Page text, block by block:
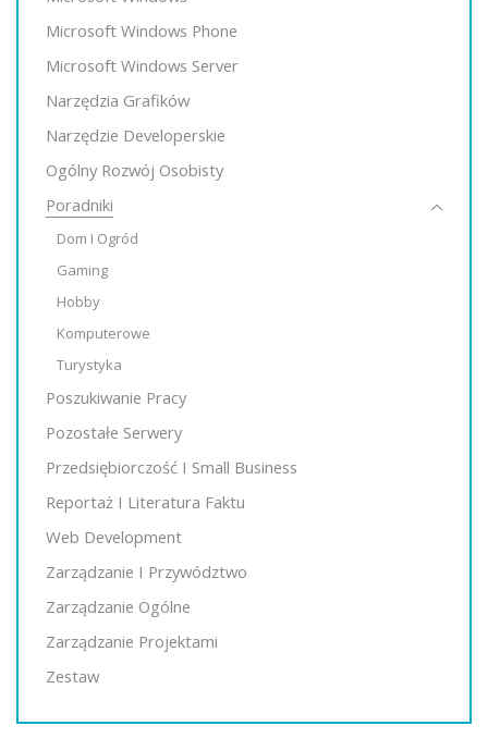
Microsoft Windows Phone
Microsoft Windows Server
Narzędzia Grafików
Narzędzie Developerskie
Ogólny Rozwój Osobisty
Poradniki
Dom I Ogród
Gaming
Hobby
Komputerowe
Turystyka
Poszukiwanie Pracy
Pozostałe Serwery
Przedsiębiorczość I Small Business
Reportaż I Literatura Faktu
Web Development
Zarządzanie I Przywództwo
Zarządzanie Ogólne
Zarządzanie Projektami
Zestaw